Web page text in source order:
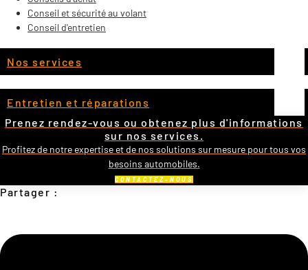
Conseil et sécurité au volant
Conseil d'entretien
Nos services
Entretien et réparations
Prenez rendez-vous ou obtenez plus d'informations
sur nos services.
Profitez de notre expertise et de nos solutions sur mesure pour tous vos
besoins automobiles.
CONTACTEZ-NOUS
Partager :